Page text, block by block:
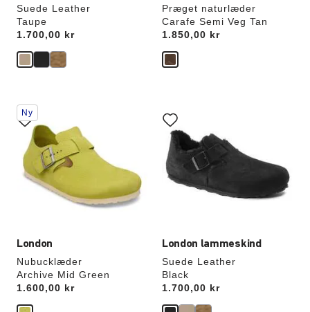
Suede Leather
Taupe
Price:
1.700,00 kr
Præget naturlæder
Carafe Semi Veg Tan
Price:
1.850,00 kr
London
Nubucklæder
Archive Mid Green
Price:
1.600,00 kr
Interaktion
med
prøvefarver
opdatere
produktbilledet
Ny
London lammeskind
Suede Leather
Black
Price:
1.700,00 kr
med
prøvefarver
opdatere
produktbilledet